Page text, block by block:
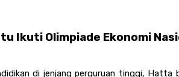
Ikuti Olimpiade Ekonomi
di jenjang perguruan tinggi, Hatta